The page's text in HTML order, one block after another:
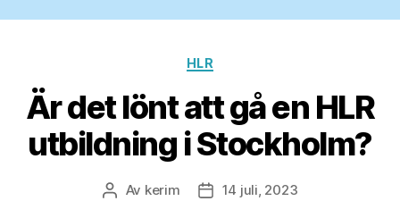
Kategorier
HLR
Är det lönt att gå en HLR
utbildning i Stockholm?
Inläggsförfattare
Av kerim Inläggsdatum
14 juli, 2023